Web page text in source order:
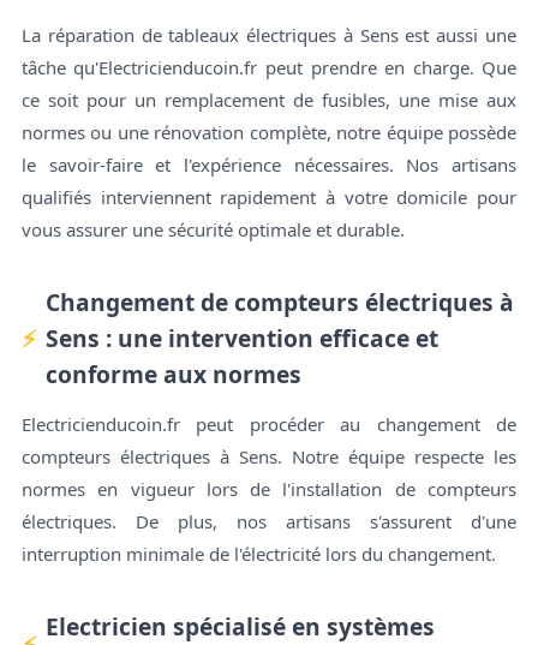
La réparation de tableaux électriques à Sens est aussi une
tâche qu'Electricienducoin.fr peut prendre en charge. Que
ce soit pour un remplacement de fusibles, une mise aux
normes ou une rénovation complète, notre équipe possède
le savoir-faire et l'expérience nécessaires. Nos artisans
qualifiés interviennent rapidement à votre domicile pour
vous assurer une sécurité optimale et durable.
Changement de compteurs électriques à
Sens : une intervention efficace et
conforme aux normes
Electricienducoin.fr peut procéder au changement de
compteurs électriques à Sens. Notre équipe respecte les
normes en vigueur lors de l'installation de compteurs
électriques. De plus, nos artisans s'assurent d'une
interruption minimale de l'électricité lors du changement.
Electricien spécialisé en systèmes